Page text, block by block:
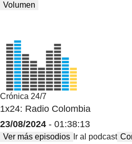
Volumen
Crónica 24/7
1x24: Radio Colombia
23/08/2024 - 01:38:13
Ver más episodios Ir al podcast